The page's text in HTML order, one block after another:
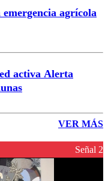
agrícola
activa Alerta
VER MÁS
Señal 2